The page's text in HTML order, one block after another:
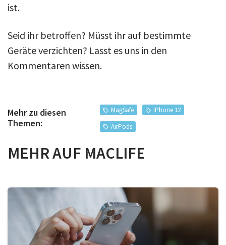
ist.
Seid ihr betroffen? Müsst ihr auf bestimmte
Geräte verzichten? Lasst es uns in den
Kommentaren wissen.
Mehr zu diesen
Themen:
MagSafe
iPhone 12
AirPods
MEHR AUF MACLIFE